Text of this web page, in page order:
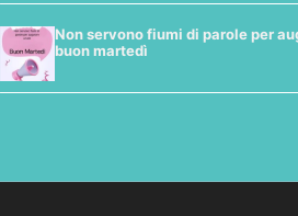
Non servono fiumi di parole per
buon martedì